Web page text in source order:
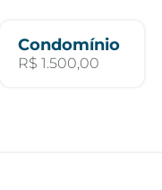
Condomínio
R$ 1.500,00